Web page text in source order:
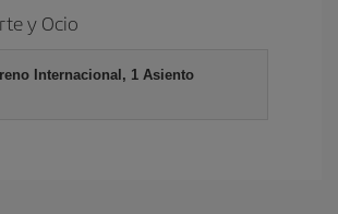
y Ocio
Internacional, 1 Asiento